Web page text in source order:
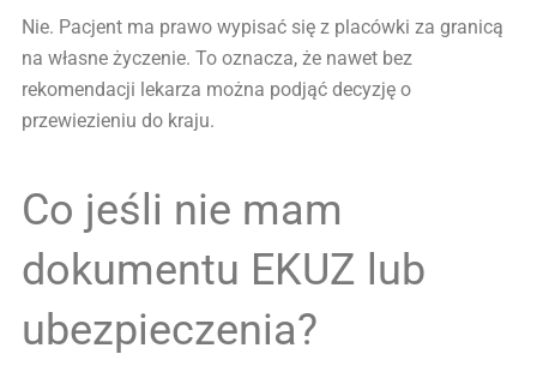
Nie. Pacjent ma prawo wypisać się z placówki za granicą
na własne życzenie. To oznacza, że nawet bez
rekomendacji lekarza można podjąć decyzję o
przewiezieniu do kraju.
Co jeśli nie mam
dokumentu EKUZ lub
ubezpieczenia?